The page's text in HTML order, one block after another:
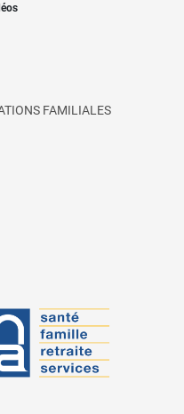
FAMILIALES